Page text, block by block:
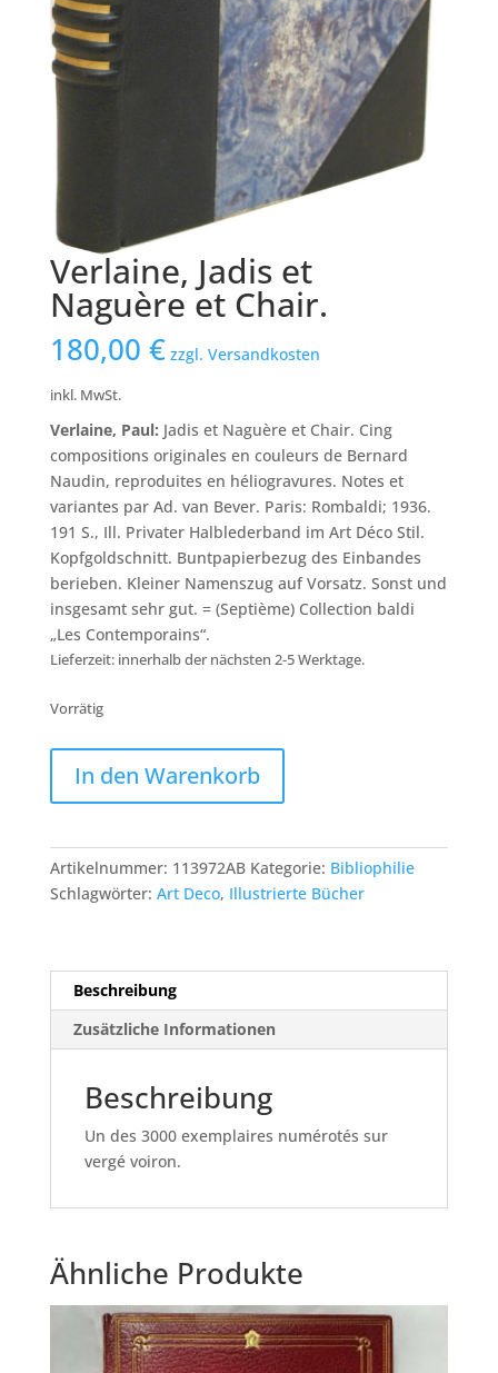
Verlaine, Jadis et
Naguère et Chair.
180,00 € zzgl. Versandkosten
inkl. MwSt.
Verlaine, Paul: Jadis et Naguère et Chair. Cing
compositions originales en couleurs de Bernard
Naudin, reproduites en héliogravures. Notes et
variantes par Ad. van Bever. Paris: Rombaldi; 1936.
191 S., Ill. Privater Halblederband im Art Déco Stil.
Kopfgoldschnitt. Buntpapierbezug des Einbandes
berieben. Kleiner Namenszug auf Vorsatz. Sonst und
insgesamt sehr gut. = (Septième) Collection baldi
„Les Contemporains“.
Lieferzeit: innerhalb der nächsten 2-5 Werktage.
Vorrätig
Jadis
et
et
Chair.
In den Warenkorb
Artikelnummer: 113972AB Kategorie: Bibliophilie
Schlagwörter: Art Deco, Illustrierte Bücher
Beschreibung
Zusätzliche Informationen
Beschreibung
Un des 3000 exemplaires numérotés sur
vergé voiron.
Ähnliche Produkte